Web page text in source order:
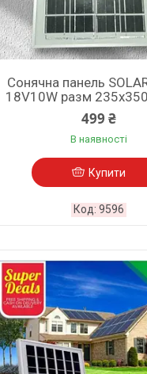
Сонячна панель
18V10W разм
499 ₴
В наявності
Купити
9596